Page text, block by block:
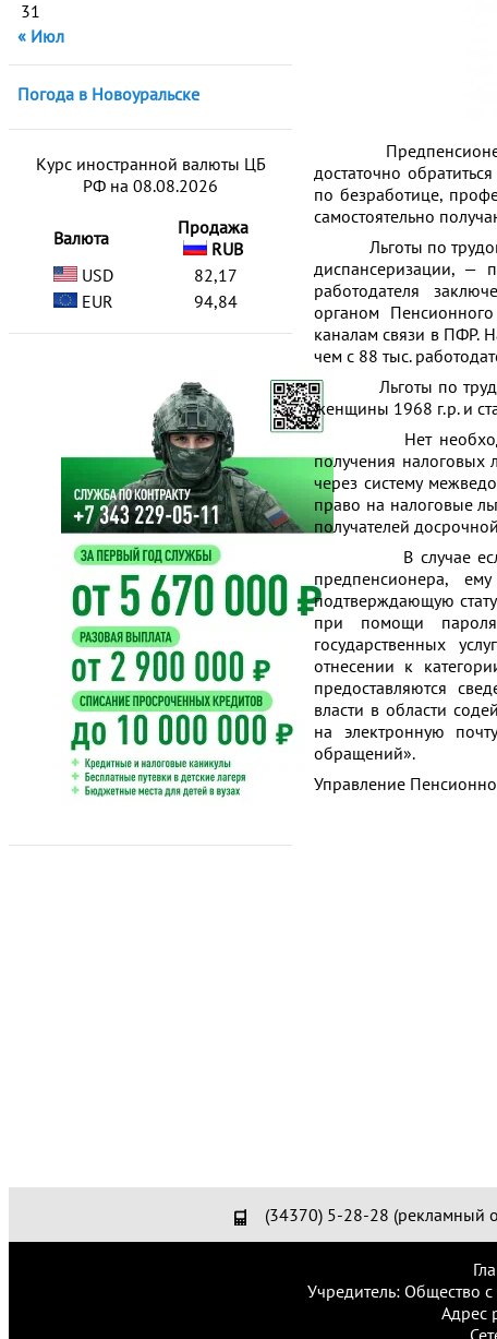
31
« Июл
Погода в Новоуральске
Курс иностранной валюты ЦБ
РФ на 08.08.2026
Валюта
Продажа
RUB
USD
82,17
EUR
94,84
Предпенсионеру
достаточно
по безработице,
самостоятельно
Льготы по
диспансеризации, —
работодателя
органом
каналам связи в ПФР.
чем с 88 тыс.
Льготы по трудовому
женщины 1968 г.р. и
Нет
получения налоговых
через систему
право на налоговые
получателей
В случае если
предпенсионера,
подтверждающую
при помощи
государственных
отнесении к
предоставляются
власти в области
на электронную
обращений».
Управление
(34370) 5-28-28 (рекламный
Учредитель: Общество с
Адрес